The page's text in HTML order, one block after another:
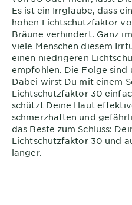
Es ist ein Irrglaube, dass
hohen Lichtschutzfaktor
Bräune verhindert. Ganz
viele Menschen diesem
einen niedrigeren
empfohlen. Die Folge sind
Dabei wirst Du mit einem
Lichtschutzfaktor 30
schützt Deine Haut
schmerzhaften und
das Beste zum Schluss:
Lichtschutzfaktor 30 und
länger.